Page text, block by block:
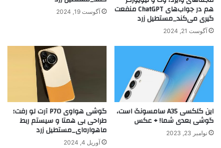
هم در جواب‌های ChatGPT منفعت
گیری می‌کند_مستطیل زرد
آگوست 21, 2024
آگوست 19, 2024
این گلکسی A35 سامسونگ است،
گوشی بعدی شما! + عکس
نوامبر 23, 2023
گوشی هواوی P70 آرت لو رفت؛
طراحی بی همتا و سیستم ربط
ماهواره‌ای_مستطیل زرد
آوریل 4, 2024